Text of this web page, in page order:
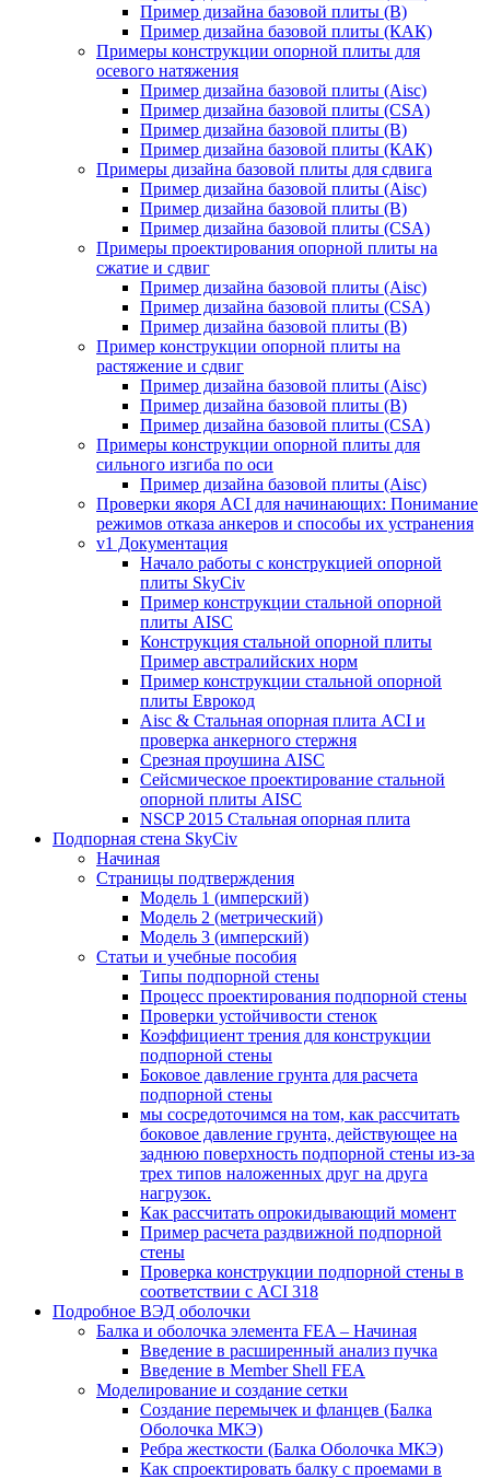
Пример дизайна базовой плиты (В)
Пример дизайна базовой плиты (КАК)
Примеры конструкции опорной плиты для
осевого натяжения
Пример дизайна базовой плиты (Aisc)
Пример дизайна базовой плиты (CSA)
Пример дизайна базовой плиты (В)
Пример дизайна базовой плиты (КАК)
Примеры дизайна базовой плиты для сдвига
Пример дизайна базовой плиты (Aisc)
Пример дизайна базовой плиты (В)
Пример дизайна базовой плиты (CSA)
Примеры проектирования опорной плиты на
сжатие и сдвиг
Пример дизайна базовой плиты (Aisc)
Пример дизайна базовой плиты (CSA)
Пример дизайна базовой плиты (В)
Пример конструкции опорной плиты на
растяжение и сдвиг
Пример дизайна базовой плиты (Aisc)
Пример дизайна базовой плиты (В)
Пример дизайна базовой плиты (CSA)
Примеры конструкции опорной плиты для
сильного изгиба по оси
Пример дизайна базовой плиты (Aisc)
Проверки якоря ACI для начинающих: Понимание
режимов отказа анкеров и способы их устранения
v1 Документация
Начало работы с конструкцией опорной
плиты SkyCiv
Пример конструкции стальной опорной
плиты AISC
Конструкция стальной опорной плиты
Пример австралийских норм
Пример конструкции стальной опорной
плиты Еврокод
Aisc & Стальная опорная плита ACI и
проверка анкерного стержня
Срезная проушина AISC
Сейсмическое проектирование стальной
опорной плиты AISC
NSCP 2015 Стальная опорная плита
Подпорная стена SkyCiv
Начиная
Страницы подтверждения
Модель 1 (имперский)
Модель 2 (метрический)
Модель 3 (имперский)
Статьи и учебные пособия
Типы подпорной стены
Процесс проектирования подпорной стены
Проверки устойчивости стенок
Коэффициент трения для конструкции
подпорной стены
Боковое давление грунта для расчета
подпорной стены
мы сосредоточимся на том, как рассчитать
боковое давление грунта, действующее на
заднюю поверхность подпорной стены из-за
трех типов наложенных друг на друга
нагрузок.
Как рассчитать опрокидывающий момент
Пример расчета раздвижной подпорной
стены
Проверка конструкции подпорной стены в
соответствии с ACI 318
Подробное ВЭД оболочки
Балка и оболочка элемента FEA – Начиная
Введение в расширенный анализ пучка
Введение в Member Shell FEA
Моделирование и создание сетки
Создание перемычек и фланцев (Балка
Оболочка МКЭ)
Ребра жесткости (Балка Оболочка МКЭ)
Как спроектировать балку с проемами в